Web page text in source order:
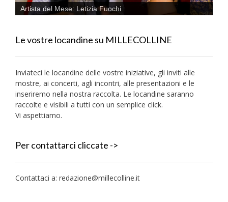
Artista del Mese: Letizia Fuochi
Le vostre locandine su MILLECOLLINE
Inviateci le locandine delle vostre iniziative, gli inviti alle
mostre, ai concerti, agli incontri, alle presentazioni e le
inseriremo nella nostra raccolta. Le locandine saranno
raccolte e visibili a tutti con un semplice click.
Vi aspettiamo.
Per contattarci cliccate ->
Contattaci a: redazione@millecolline.it